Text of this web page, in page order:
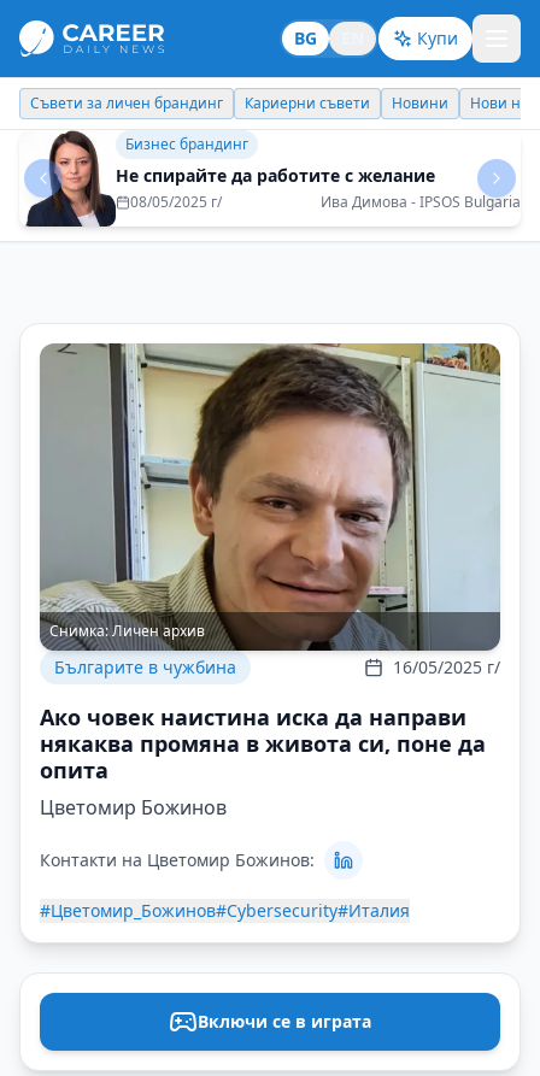
BG Купи
Кариерни съвети Новини Нови назначения Днес празнува
Съвети за личен брандинг
Как се изгражда доверие без поза и
клишета?
20/12/2025 г/ Бисер Кунчев
Снимка:Личен архив
Българите в чужбина 16/05/2025 г/
Ако човек наистина иска да направи
някаква промяна в живота си, поне да
опита
Цветомир Божинов
Контакти на Цветомир Божинов:
#Цветомир_Бoжинов#Cybersecurity#Италия
Включи се в играта